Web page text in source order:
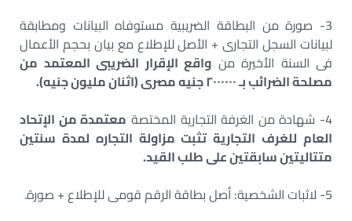
3- صورة من البطاقة الضريبية مستوفاه البيانات ومطابقة
لبيانات السجل التجارى + الأصل للإطلاع مع بيان بحجم الأعمال
فى السنة الأخيرة من واقع الإقرار الضريبى المعتمد من
مصلحة الضرائب بـ ٢٠٠٠٠٠٠ جنيه مصرى (اثنان مليون جنيه).
4- شهادة من الغرفة التجارية المختصة
معتمدة من الإتحاد
العام للغرف التجارية تثبت مزاولة التجاره لمدة سنتين
متتاليتين سابقتين على طلب القيد.
5- لاثبات الشخصية: أصل بطاقة الرقم قومى للإطلاع + صورة.